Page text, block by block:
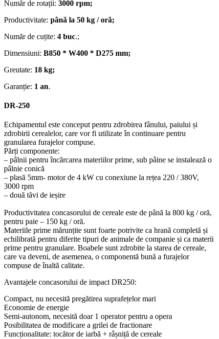
Număr de rotații: 3000 rpm;
Productivitate: până la 50 kg / oră;
Număr de cuțite: 4 buc.;
Dimensiuni: B850 * W400 * D275 mm;
Greutate: 18 kg;
Garanție: 1 an.
DR-250
Echipamentul este conceput pentru zdrobirea fânului, paiului și
zdrobirii cerealelor, care vor fi utilizate în continuare pentru
granularea furajelor compuse.
Părți componente:
– pâlnii pentru încărcarea materiilor prime, sub pâine se instalează o
pâlnie conică
– plasă 5mm- motor de 4 kW cu conexiune la rețea 220 / 380V,
3000 rpm
– două tăvi de ieșire
Productivitatea concasorului de cereale este de până la 800 kg / oră,
pentru paie – 150 kg / oră.
Materiile prime mărunțite sunt foarte potrivite ca hrană completă și
echilibrată pentru diferite tipuri de animale de companie și ca materii
prime pentru granulare. Boabele sunt zdrobite la starea de cereale,
care va deveni, de asemenea, o componentă bună a furajelor
compuse de înaltă calitate.
Avantajele concasorului de impact DR250:
Compact, nu necesită pregătirea suprafețelor mari
Economie de energie
Semi-autonom, necesită doar 1 operator pentru a opera
Posibilitatea de modificare a grilei de fractionare
Funcționalitate: tocător de iarbă + râșniță de cereale